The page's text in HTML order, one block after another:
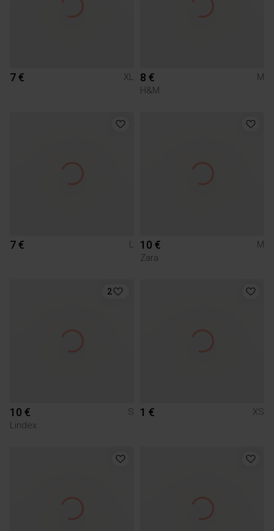
7 € XL 8 €
M
H&M
7 € L 10 €
M
Zara
2
10 €
S
Lindex
1 € XS